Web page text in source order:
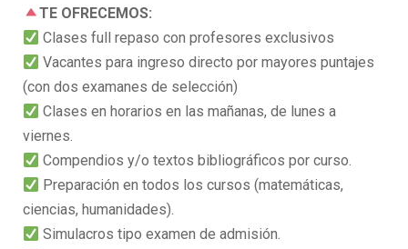
TE OFRECEMOS:
Clases full repaso con profesores exclusivos
Vacantes para ingreso directo por mayores puntajes
(con dos examanes de selección)
Clases en horarios en las mañanas, de lunes a
viernes.
Compendios y/o textos bibliográficos por curso.
Preparación en todos los cursos (matemáticas,
ciencias, humanidades).
Simulacros tipo examen de admisión.